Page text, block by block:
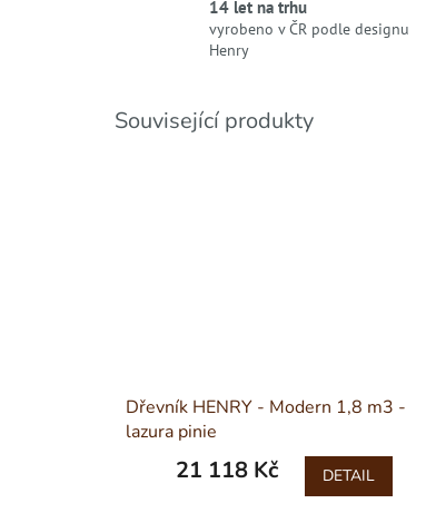
14 let na trhu
vyrobeno v ČR podle designu
Henry
Související produkty
Dřevník HENRY - Modern 1,8 m3 -
lazura pinie
21 118 Kč DETAIL